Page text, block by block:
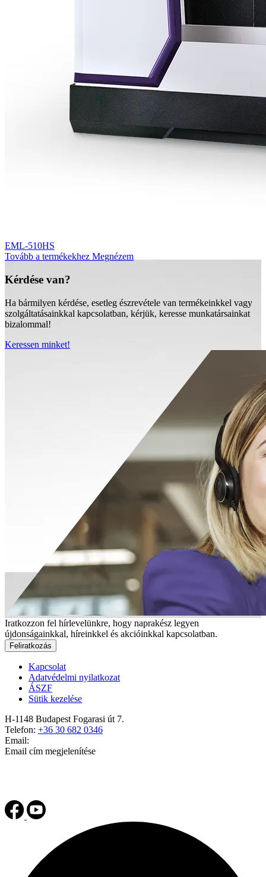
EML-510HS
Tovább a termékekhez Megnézem
Kérdése van?
Ha bármilyen kérdése, esetleg észrevétele van termékeinkkel vagy
szolgáltatásainkkal kapcsolatban, kérjük, keresse munkatársainkat
bizalommal!
Keressen minket!
Iratkozzon fel hírlevelünkre, hogy naprakész legyen
újdonságainkkal, híreinkkel és akcióinkkal kapcsolatban.
Feliratkozás
Kapcsolat
Adatvédelmi nyilatkozat
ÁSZF
Sütik kezelése
H-1148 Budapest Fogarasi út 7.
Telefon: +36 30 682 0346
Email:
Email cím megjelenítése